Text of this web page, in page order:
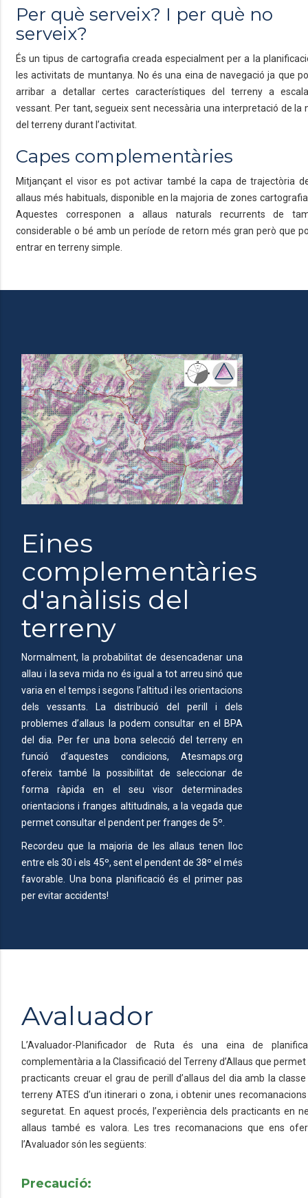
Per què serveix? I per què no
serveix?
És un tipus de cartografia creada especialment per a la
les activitats de muntanya. No és una eina de navegació ja que
arribar a detallar certes característiques del terreny a
vessant. Per tant, segueix sent necessària una interpretació de la
del terreny durant l’activitat.
Capes complementàries
Mitjançant el visor es pot activar també la capa de trajectòria
allaus més habituals, disponible en la majoria de zones
Aquestes corresponen a allaus naturals recurrents de
considerable o bé amb un període de retorn més gran però que
entrar en terreny simple.
Eines
complementàries
d'anàlisis del
terreny
Normalment, la probabilitat de desencadenar una
allau i la seva mida no és igual a tot arreu sinó que
varia en el temps i segons l’altitud i les orientacions
dels vessants. La distribució del perill i dels
problemes d’allaus la podem consultar en el BPA
del dia. Per fer una bona selecció del terreny en
funció d’aquestes condicions, Atesmaps.org
ofereix també la possibilitat de seleccionar de
forma ràpida en el seu visor determinades
orientacions i franges altitudinals, a la vegada que
permet consultar el pendent per franges de 5º.
Recordeu que la majoria de les allaus tenen lloc
entre els 30 i els 45º, sent el pendent de 38º el més
favorable. Una bona planificació és el primer pas
per evitar accidents!
Avaluador
L’Avaluador-Planificador de Ruta és una eina de
complementària a la Classificació del Terreny d’Allaus que permet
practicants creuar el grau de perill d’allaus del dia amb la
terreny ATES d’un itinerari o zona, i obtenir unes
seguretat. En aquest procés, l’experiència dels practicants en
allaus també es valora. Les tres recomanacions que ens
l’Avaluador són les següents:
Precaució: